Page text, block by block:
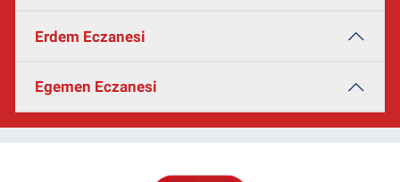
Erdem Eczanesi
Egemen Eczanesi